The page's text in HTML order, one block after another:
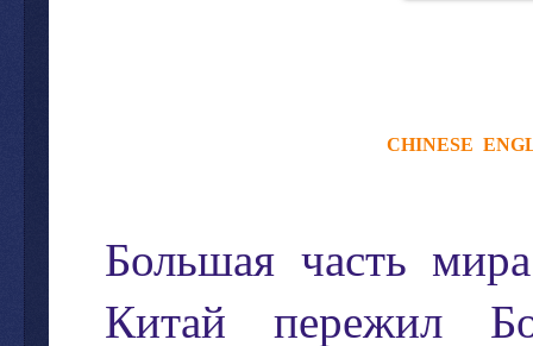
CHINESE
Большая часть
Китай пережил